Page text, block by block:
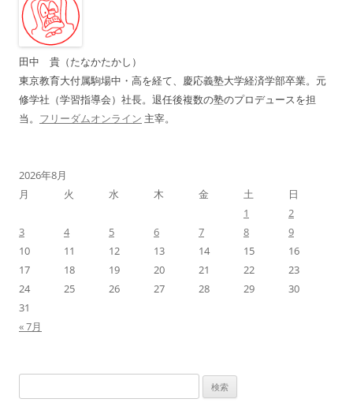
シ
ョ
田中 貴（たなかたかし）
東京教育大付属駒場中・高を経て、慶応義塾大学経済学部卒業。元
修学社（学習指導会）社長。退任後複数の塾のプロデュースを担
当。 フリーダムオンライン 主宰。
2026年8月
月
火 水 木 金 土
日
1
2
3
4 5 6 7 8
9
10
11 12 13 14 15
16
17
18 19 20 21 22
23
24
25 26 27 28 29
30
31
« 7月
索: